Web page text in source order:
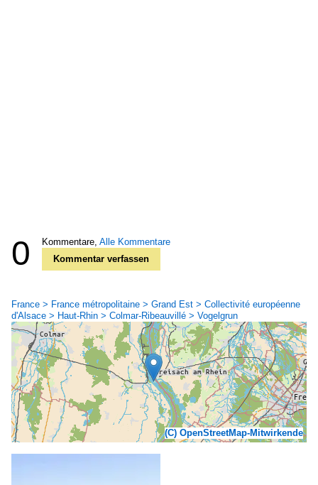
0 Kommentare, Alle Kommentare
Kommentar verfassen
France > France métropolitaine > Grand Est > Collectivité européenne
d'Alsace > Haut-Rhin > Colmar-Ribeauvillé > Vogelgrun
(C) OpenStreetMap-Mitwirkende